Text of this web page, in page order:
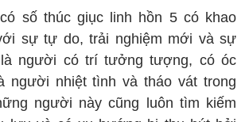
số thúc giục linh hồn 5 có khao
sự tự do, trải nghiệm mới và sự
người có trí tưởng tượng, có óc
người nhiệt tình và tháo vát trong
người này cũng luôn tìm kiếm